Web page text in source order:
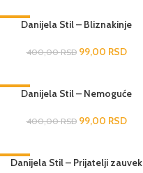
-75%Danijela Stil – Bliznakinje
400,00RSD 99,00 RSD
-75%Danijela Stil – Nemoguće
400,00RSD 99,00 RSD
-75%
Danijela Stil – Prijatelji zauvek